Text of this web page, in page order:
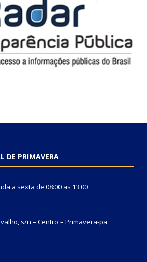
DE PRIMAVERA
a sexta de 08:00 as 13:00
s/n – Centro – Primavera-pa